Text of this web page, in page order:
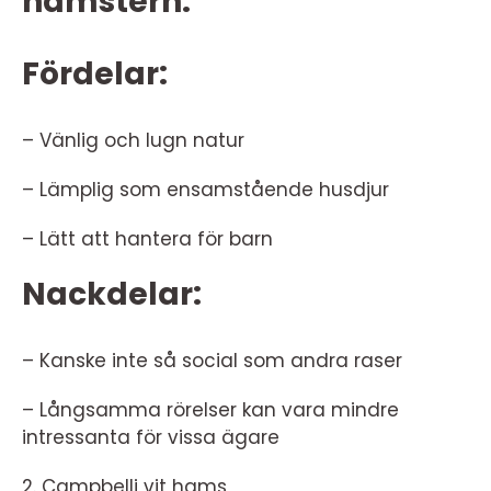
Fördelar:
– Vänlig och lugn natur
– Lämplig som ensamstående husdjur
– Lätt att hantera för barn
Nackdelar:
– Kanske inte så social som andra raser
– Långsamma rörelser kan vara mindre
intressanta för vissa ägare